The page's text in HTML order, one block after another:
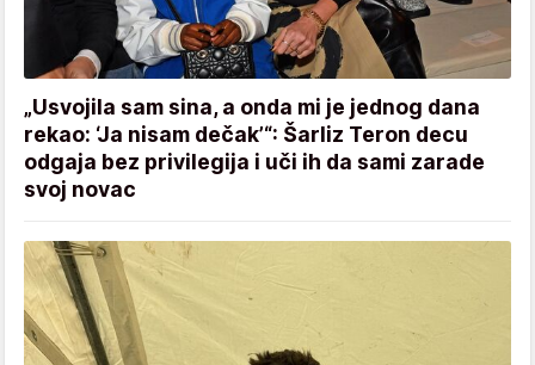
„Usvojila sam sina, a onda mi je jednog dana
rekao: ‘Ja nisam dečak’“: Šarliz Teron decu
odgaja bez privilegija i uči ih da sami zarade
svoj novac